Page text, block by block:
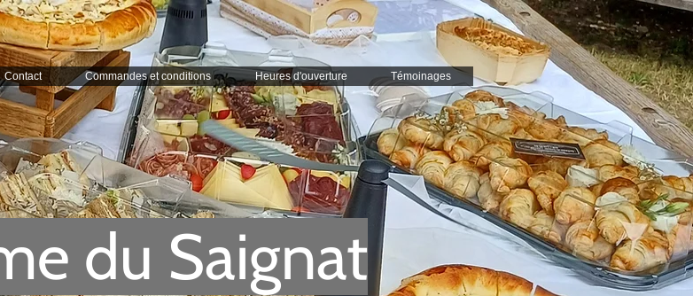
du Saignat
Contact Commandes et conditions Heures d'ouverture Témoinages